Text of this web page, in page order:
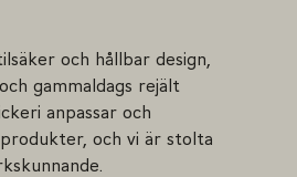
och hållbar design,
gammaldags rejält
anpassar och
och vi är stolta